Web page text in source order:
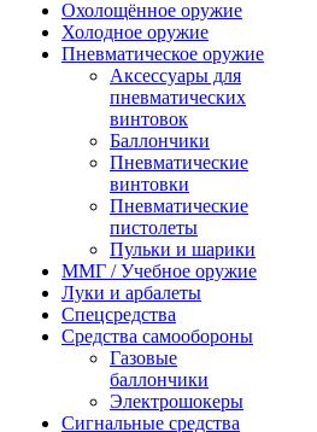
Охолощённое оружие
Холодное оружие
Пневматическое оружие
Аксессуары для
пневматических
винтовок
Баллончики
Пневматические
винтовки
Пневматические
пистолеты
Пульки и шарики
ММГ / Учебное оружие
Луки и арбалеты
Спецсредства
Средства самообороны
Газовые
баллончики
Электрошокеры
Сигнальные средства